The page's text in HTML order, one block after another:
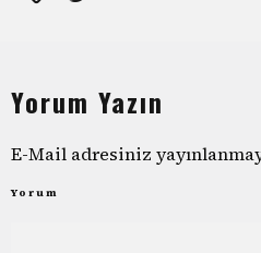
Yorum Yazın
E-Mail adresiniz
Yorum